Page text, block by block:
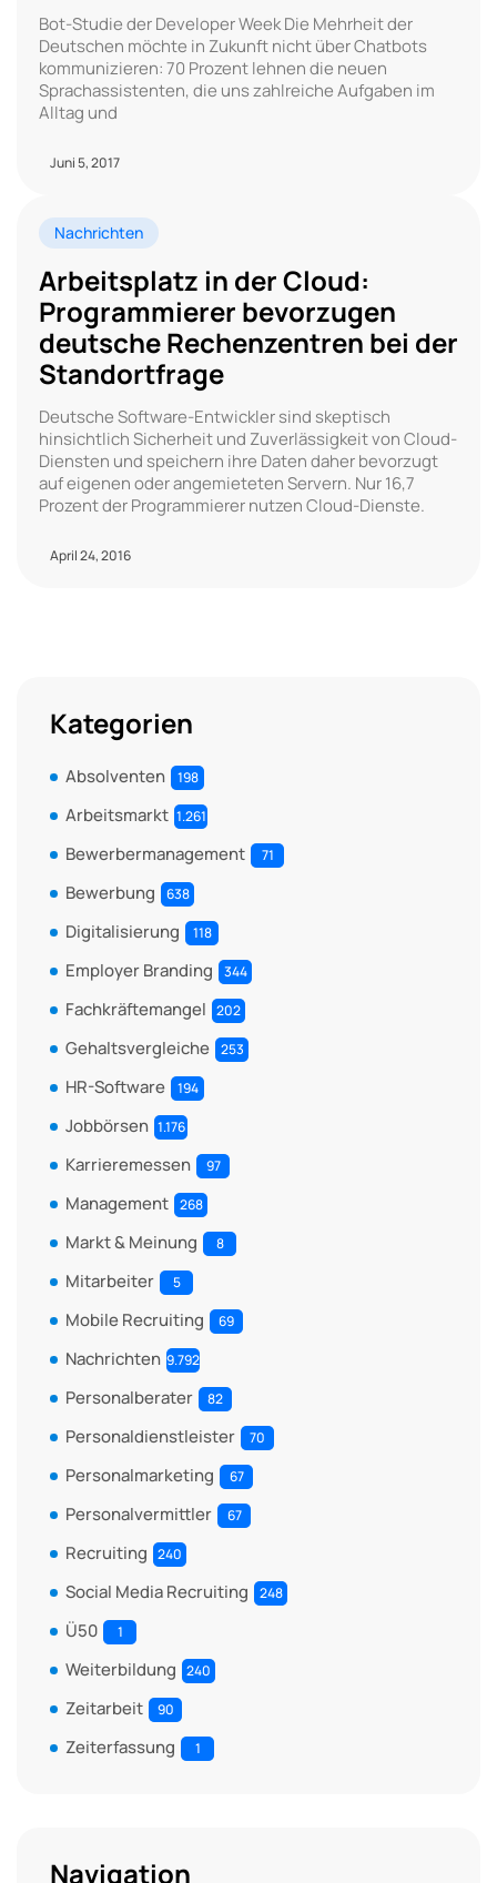
Bot-Studie der Developer Week Die Mehrheit der
Deutschen möchte in Zukunft nicht über Chatbots
kommunizieren: 70 Prozent lehnen die neuen
Sprachassistenten, die uns zahlreiche Aufgaben im
Alltag und
Juni 5, 2017
Nachrichten
Arbeitsplatz in der Cloud:
Programmierer bevorzugen
deutsche Rechenzentren bei der
Standortfrage
Deutsche Software-Entwickler sind skeptisch
hinsichtlich Sicherheit und Zuverlässigkeit von Cloud-
Diensten und speichern ihre Daten daher bevorzugt
auf eigenen oder angemieteten Servern. Nur 16,7
Prozent der Programmierer nutzen Cloud-Dienste.
April 24, 2016
Kategorien
Absolventen 198
Arbeitsmarkt 1.261
Bewerbermanagement 71
Bewerbung 638
Digitalisierung 118
Employer Branding 344
Fachkräftemangel 202
Gehaltsvergleiche 253
HR-Software 194
Jobbörsen 1.176
Karrieremessen 97
Management 268
Markt & Meinung 8
Mitarbeiter 5
Mobile Recruiting 69
Nachrichten 9.792
Personalberater 82
Personaldienstleister 70
Personalmarketing 67
Personalvermittler 67
Recruiting 240
Social Media Recruiting 248
Ü50 1
Weiterbildung 240
Zeitarbeit 90
Zeiterfassung 1
Navigation